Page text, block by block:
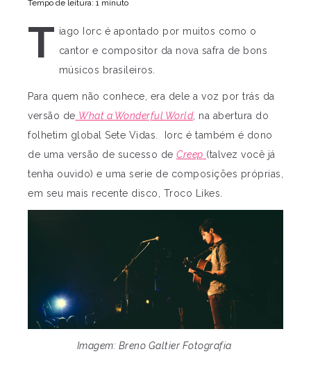
Tempo de leitura: 1 minuto
T iago Iorc é apontado por muitos como o
cantor e compositor da nova safra de bons
músicos brasileiros.
Para quem não conhece, era dele a voz por trás da
versão de What a Wonderful World, na abertura do
folhetim global Sete Vidas. Iorc é também é dono
de uma versão de sucesso de Creep (talvez você já
tenha ouvido) e uma serie de composições próprias,
em seu mais recente disco, Troco Likes.
Imagem: Breno Galtier Fotografia